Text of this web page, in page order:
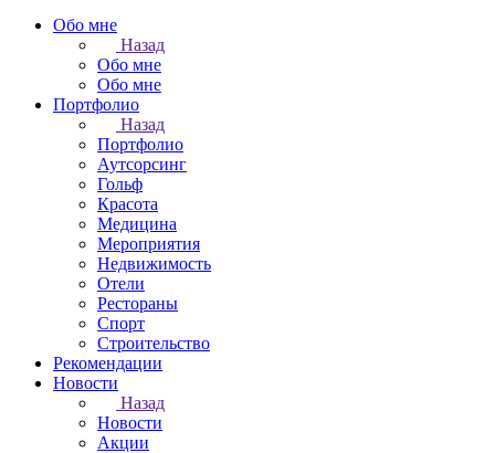
Обо мне
Назад
Обо мне
Обо мне
Портфолио
Назад
Портфолио
Аутсорсинг
Гольф
Красота
Медицина
Мероприятия
Недвижимость
Отели
Рестораны
Спорт
Строительство
Рекомендации
Новости
Назад
Новости
Акции